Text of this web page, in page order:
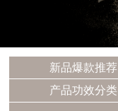
新品爆款推荐
产品功效分类